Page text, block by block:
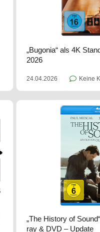
„Bugonia“ als 4K
2026
24.04.2026 Keine
„The History of
ray & DVD – Update